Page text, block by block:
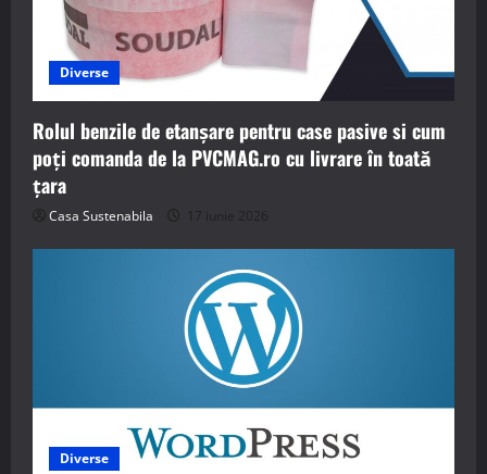
Diverse
Rolul benzile de etanșare pentru case pasive si cum
poți comanda de la PVCMAG.ro cu livrare în toată
țara
Casa Sustenabila 17 iunie 2026
Diverse